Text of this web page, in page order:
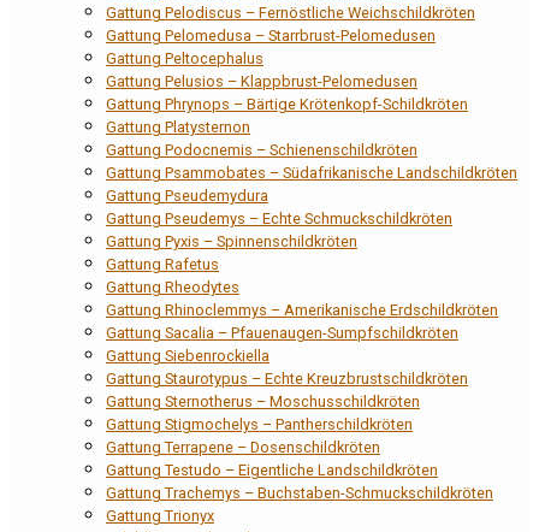
Gattung Pelodiscus – Fernöstliche Weichschildkröten
Gattung Pelomedusa – Starrbrust-Pelomedusen
Gattung Peltocephalus
Gattung Pelusios – Klappbrust-Pelomedusen
Gattung Phrynops – Bärtige Krötenkopf-Schildkröten
Gattung Platysternon
Gattung Podocnemis – Schienenschildkröten
Gattung Psammobates – Südafrikanische Landschildkröten
Gattung Pseudemydura
Gattung Pseudemys – Echte Schmuckschildkröten
Gattung Pyxis – Spinnenschildkröten
Gattung Rafetus
Gattung Rheodytes
Gattung Rhinoclemmys – Amerikanische Erdschildkröten
Gattung Sacalia – Pfauenaugen-Sumpfschildkröten
Gattung Siebenrockiella
Gattung Staurotypus – Echte Kreuzbrustschildkröten
Gattung Sternotherus – Moschusschildkröten
Gattung Stigmochelys – Pantherschildkröten
Gattung Terrapene – Dosenschildkröten
Gattung Testudo – Eigentliche Landschildkröten
Gattung Trachemys – Buchstaben-Schmuckschildkröten
Gattung Trionyx